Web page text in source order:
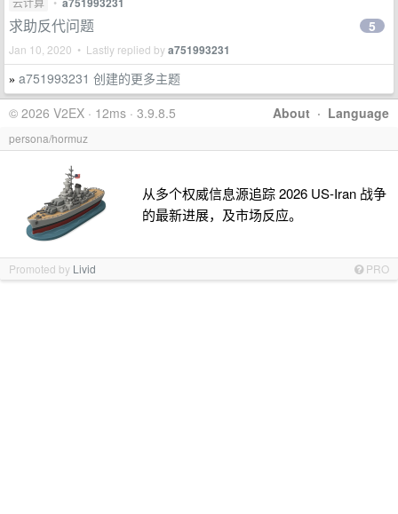
求助反代问题
Jan 10, 2020 • Lastly replied bya751993231
5
» a751993231 创建的更多主题
About · Language
© 2026 V2EX · 12ms · 3.9.8.5
persona/hormuz
从多个权威信息源追踪 2026 US-Iran 战争
的最新进展，及市场反应。
Promoted by Livid PRO